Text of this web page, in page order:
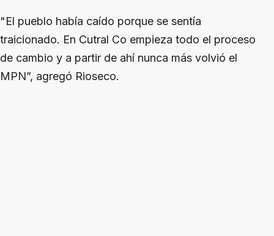
"El pueblo había caído porque se sentía
traicionado. En Cutral Co empieza todo el proceso
de cambio y a partir de ahí nunca más volvió el
MPN”, agregó Rioseco.